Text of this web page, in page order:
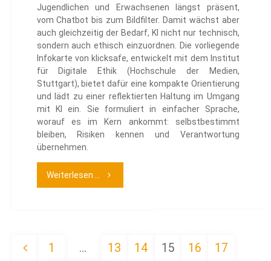
Jugendlichen und Erwachsenen längst präsent,
vom Chatbot bis zum Bildfilter. Damit wächst aber
auch gleichzeitig der Bedarf, KI nicht nur technisch,
sondern auch ethisch einzuordnen. Die vorliegende
Infokarte von klicksafe, entwickelt mit dem Institut
für Digitale Ethik (Hochschule der Medien,
Stuttgart), bietet dafür eine kompakte Orientierung
und lädt zu einer reflektierten Haltung im Umgang
mit KI ein. Sie formuliert in einfacher Sprache,
worauf es im Kern ankommt: selbstbestimmt
bleiben, Risiken kennen und Verantwortung
übernehmen.
Weiterlesen ... "10
1 … 13 14 15 16 17